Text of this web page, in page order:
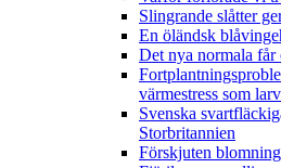
Slingrande slåtter
En öländsk
Det nya normala får
värmestress som
Svenska
Storbritannien
Förskjuten